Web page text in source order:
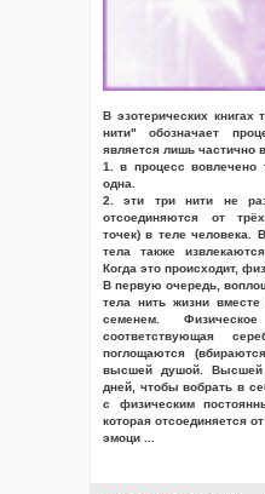
В эзотерических книгах
нити" обозначает
является лишь частично
1. в процесс вовлечено
одна.
2. эти три нити не
отсоединяются от
точек) в теле человека.
тела также
Когда это происходит,
В первую очередь,
тела нить жизни
семенем.
соответствующая
поглощаются
высшей душой. Высшей
дней, чтобы вобрать в
с физическим
которая отсоединяется
эмоци